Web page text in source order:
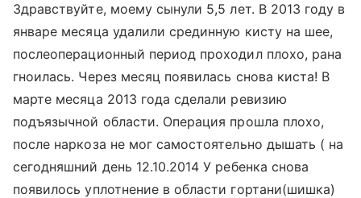
Здравствуйте, моему сынули 5,5 лет. В 2013 году в
январе месяца удалили срединную кисту на шее,
послеоперационный период проходил плохо, рана
гноилась. Через месяц появилась снова киста! В
марте месяца 2013 года сделали ревизию
подъязычной области. Операция прошла плохо,
после наркоза не мог самостоятельно дышать ( на
сегодняшний день 12.10.2014 У ребенка снова
появилось уплотнение в области гортани(шишка)